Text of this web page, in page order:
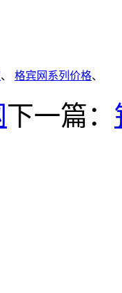
、 格宾网系列价格、
下一篇：